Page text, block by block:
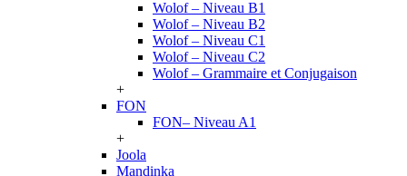
Wolof – Niveau B1
Wolof – Niveau B2
Wolof – Niveau C1
Wolof – Niveau C2
Wolof – Grammaire et Conjugaison
+
FON
FON– Niveau A1
+
Joola
Mandinka